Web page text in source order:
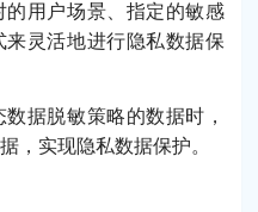
用户场景、指定的敏感
灵活地进行隐私数据保
据脱敏策略的数据时，
，实现隐私数据保护。